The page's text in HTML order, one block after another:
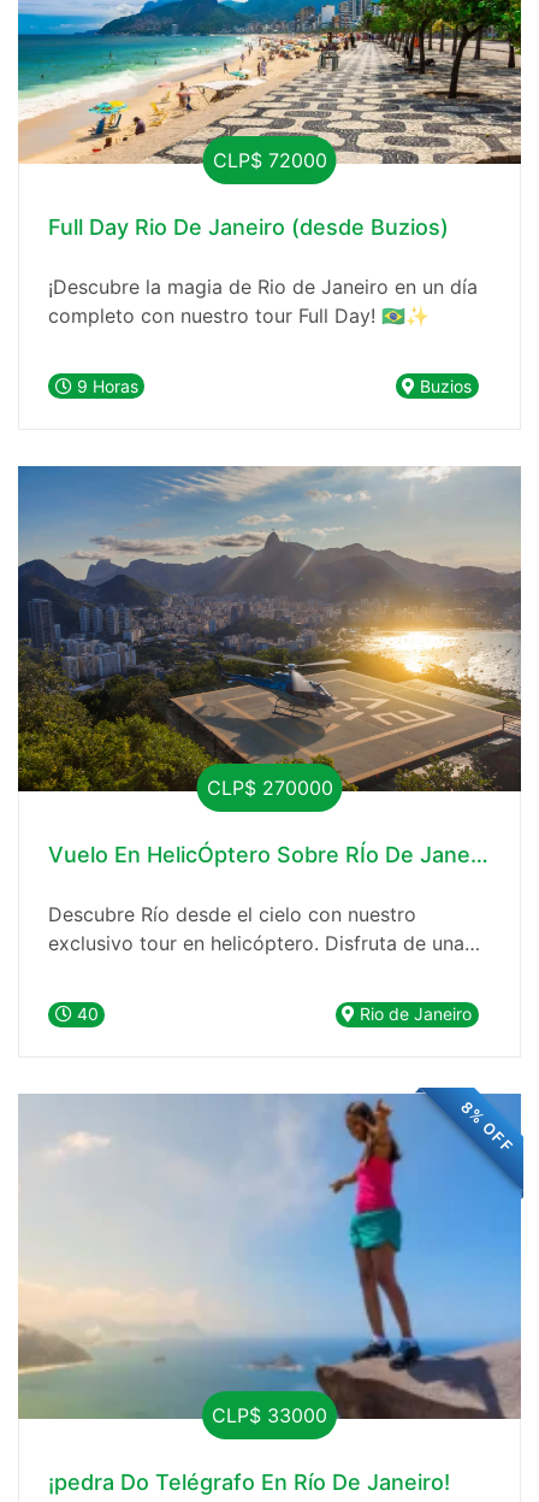
CLP$ 72000
Full Day Rio De Janeiro (desde Buzios)
¡Descubre la magia de Rio de Janeiro en un día
completo con nuestro tour Full Day! 🇧🇷✨
9 Horas Buzios
CLP$ 270000
Vuelo En HelicÓptero Sobre RÍo De Janeiro!
Descubre Río desde el cielo con nuestro
exclusivo tour en helicóptero. Disfruta de una
montañas y monumentos icónicos como el
Cristo Redentor y el Pão de Açúcar. Incluye
40 Rio de Janeiro
8% OFF
CLP$ 33000
¡pedra Do Telégrafo En Río De Janeiro!